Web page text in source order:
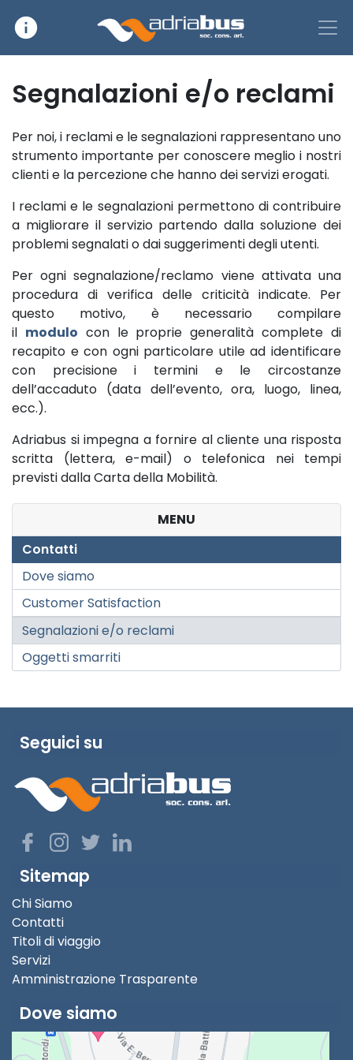
Main Navigation
info
MENU
Contatti
Dove siamo
Customer Satisfaction
Segnalazioni e/o reclami
Oggetti smarriti
Segnalazioni e/o reclami
Per noi, i reclami e le segnalazioni rappresentano uno
strumento importante per conoscere meglio i nostri
clienti e la percezione che hanno dei servizi erogati.
I reclami e le segnalazioni permettono di contribuire
a migliorare il servizio partendo dalla soluzione dei
problemi segnalati o dai suggerimenti degli utenti.
Per ogni segnalazione/reclamo viene attivata una
procedura di verifica delle criticità indicate. Per
questo motivo, è necessario compilare
il modulo con le proprie generalità complete di
recapito e con ogni particolare utile ad identificare
con precisione i termini e le circostanze
dell’accaduto (data dell’evento, ora, luogo, linea,
ecc.).
Adriabus si impegna a fornire al cliente una risposta
scritta (lettera, e-mail) o telefonica nei tempi
previsti dalla Carta della Mobilità.
Seguici su
Sitemap
Chi Siamo
Contatti
Titoli di viaggio
Servizi
Amministrazione Trasparente
Dove siamo